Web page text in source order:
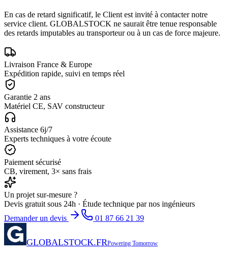
En cas de retard significatif, le Client est invité à contacter notre
service client. GLOBALSTOCK ne saurait être tenue responsable
des retards imputables au transporteur ou à un cas de force majeure.
Livraison France & Europe
Expédition rapide, suivi en temps réel
Garantie 2 ans
Matériel CE, SAV constructeur
Assistance 6j/7
Experts techniques à votre écoute
Paiement sécurisé
CB, virement, 3× sans frais
Un projet sur-mesure ?
Devis gratuit sous 24h · Étude technique par nos ingénieurs
Demander un devis
01 87 66 21 39
GLOBALSTOCK.FRPowering Tomorrow